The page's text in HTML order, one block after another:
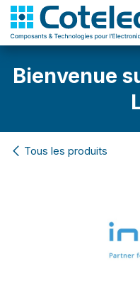
Bienvenue
Tous les produits